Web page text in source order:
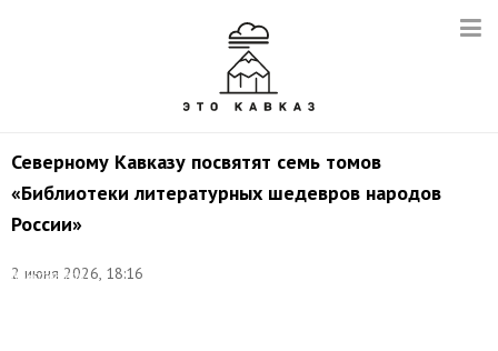
Северному Кавказу посвятят семь томов
«Библиотеки литературных шедевров народов
России»
2 июня 2026, 18:16
Константин